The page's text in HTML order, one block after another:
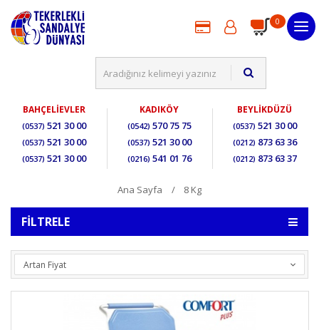
0
BAHÇELİEVLER
(0537) 521 30 00
(0537) 521 30 00
(0537) 521 30 00
KADIKÖY
(0542) 570 75 75
(0537) 521 30 00
(0216) 541 01 76
BEYLİKDÜZÜ
(0537) 521 30 00
(0212) 873 63 36
(0212) 873 63 37
Ana Sayfa 8 Kg
FILTRELE